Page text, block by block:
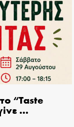
“Taste
…